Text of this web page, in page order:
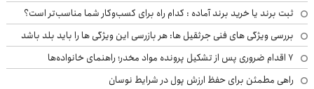
ثبت برند یا خرید برند آماده : کدام راه برای کسب‌وکار شما مناسب‌تر است؟
بررسی ویژگی های فنی جرثقیل ها: هر بازرسی این ویژگی ها را باید بلد باشد
۷ اقدام ضروری پس از تشکیل پرونده مواد مخدر؛ راهنمای خانواده‌ها
راهی مطمئن برای حفظ ارزش پول در شرایط نوسان